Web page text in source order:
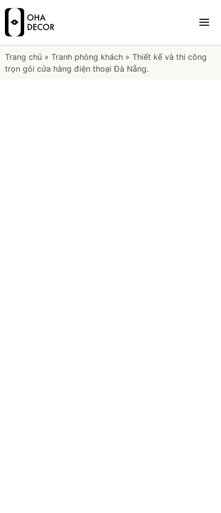
Trang chủ » Tranh phòng khách » Thiết kế và thi công
trọn gói cửa hàng điện thoại Đà Nẵng.